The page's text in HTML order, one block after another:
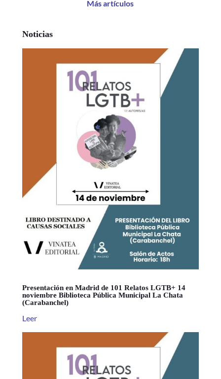
Más artículos
Noticias
Presentación en Madrid de 101 Relatos LGTB+ 14
noviembre Biblioteca Pública Municipal La Chata
(Carabanchel)
Leer